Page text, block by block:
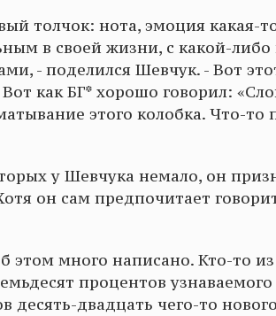
толчок: нота, эмоция какая-
в своей жизни, с какой-
- поделился Шевчук. - Вот
как БГ* хорошо говорил:
этого колобка. Что-то
у Шевчука немало, он
он сам предпочитает
этом много написано. Кто-то
процентов
десять-двадцать чего-то